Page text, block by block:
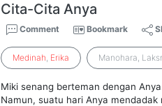
Cita-Cita Anya
Comment Bookmark
Medinah, Erika Manohara,
Miki senang berteman dengan
Namun, suatu hari Anya